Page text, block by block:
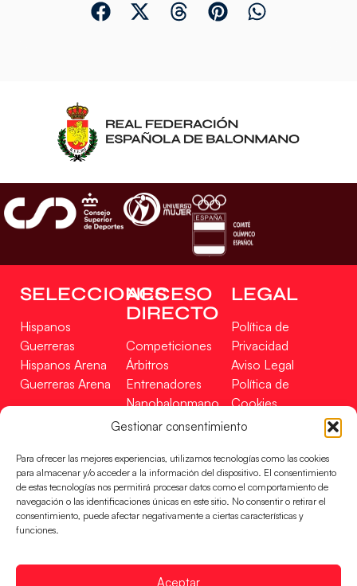
Gestionar consentimiento
Para ofrecer las mejores experiencias, utilizamos tecnologías como las cookies
para almacenar y/o acceder a la información del dispositivo. El consentimiento
de estas tecnologías nos permitirá procesar datos como el comportamiento de
navegación o las identificaciones únicas en este sitio. No consentir o retirar el
consentimiento, puede afectar negativamente a ciertas características y
funciones.
Aceptar
SELECCIONES
Hispanos
Guerreras
Hispanos Arena
Guerreras Arena
ACCESO
DIRECTO
Competiciones
Árbitros
Entrenadores
Nanobalonmano
Tienda
LEGAL
Política de
Privacidad
Aviso Legal
Política de
Cookies
Mapa Web
Incidencias
CONTACTO
EN
FINANCIADO